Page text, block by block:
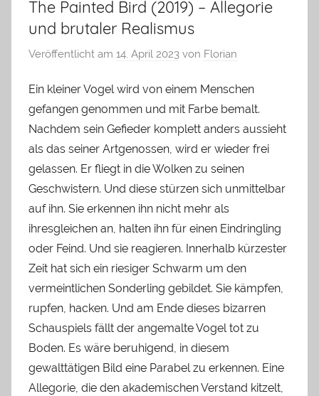
The Painted Bird (2019) – Allegorie
und brutaler Realismus
Veröffentlicht am 14. April 2023 von Florian
Ein kleiner Vogel wird von einem Menschen
gefangen genommen und mit Farbe bemalt.
Nachdem sein Gefieder komplett anders aussieht
als das seiner Artgenossen, wird er wieder frei
gelassen. Er fliegt in die Wolken zu seinen
Geschwistern. Und diese stürzen sich unmittelbar
auf ihn. Sie erkennen ihn nicht mehr als
ihresgleichen an, halten ihn für einen Eindringling
oder Feind. Und sie reagieren. Innerhalb kürzester
Zeit hat sich ein riesiger Schwarm um den
vermeintlichen Sonderling gebildet. Sie kämpfen,
rupfen, hacken. Und am Ende dieses bizarren
Schauspiels fällt der angemalte Vogel tot zu
Boden. Es wäre beruhigend, in diesem
gewalttätigen Bild eine Parabel zu erkennen. Eine
Allegorie, die den akademischen Verstand kitzelt,